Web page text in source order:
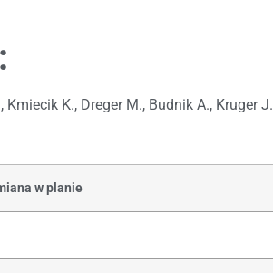
K., Dreger M., Budnik A., Kruger J.
w planie